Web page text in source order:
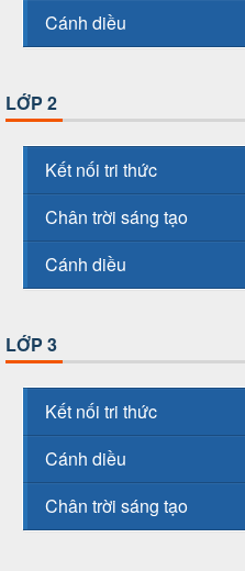
Cánh diều
LỚP 2
Kết nối tri thức
Chân trời sáng tạo
Cánh diều
LỚP 3
Kết nối tri thức
Cánh diều
Chân trời sáng tạo